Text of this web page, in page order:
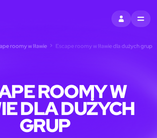
ZALOGUJ SIĘ
MENU
roomy w Iławie Escape roomy w Iławie dla dużych grup
ROOMY W
DLA DUŻYCH
GRUP